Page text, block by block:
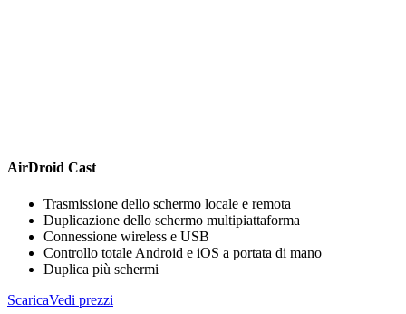
AirDroid Cast
Trasmissione dello schermo locale e remota
Duplicazione dello schermo multipiattaforma
Connessione wireless e USB
Controllo totale Android e iOS a portata di mano
Duplica più schermi
ScaricaVedi prezzi